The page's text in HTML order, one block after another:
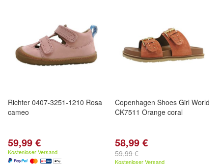
Richter 0407-3251-1210 Rosa
cameo
59,99 €
Kostenloser Versand
Copenhagen Shoes Girl World
CK7511 Orange coral
58,99 €
59,99 €
Kostenloser Versand